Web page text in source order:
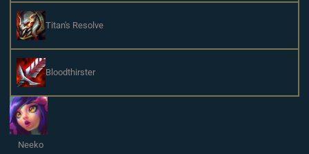
Titan's Resolve
Bloodthirster
Neeko